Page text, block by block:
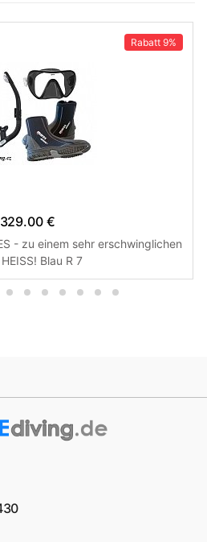
Rabatt 9%
329.00 €
- zu einem sehr erschwinglichen
Blau R 7